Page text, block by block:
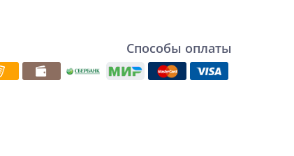
Способы оплаты